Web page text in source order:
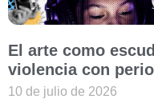
El arte como
violencia con
10 de julio de 2026